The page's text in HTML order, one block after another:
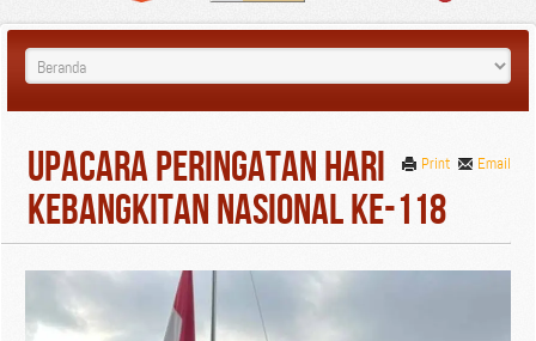
Email
Print
Upacara Peringatan Hari
Kebangkitan Nasional ke-118